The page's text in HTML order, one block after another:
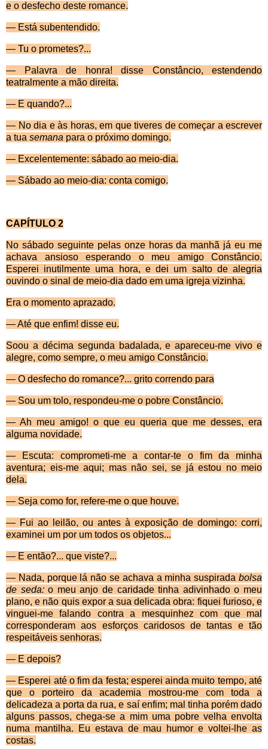
e o desfecho deste romance.
— Está subentendido.
— Tu o prometes?...
— Palavra de honra! disse Constâncio, estendendo
teatralmente a mão direita.
— E quando?...
— No dia e às horas, em que tiveres de começar a escrever
a tua semana para o próximo domingo.
— Excelentemente: sábado ao meio-dia.
— Sábado ao meio-dia: conta comigo.
CAPÍTULO 2
No sábado seguinte pelas onze horas da manhã já eu me
achava ansioso esperando o meu amigo Cons­tâncio.
Esperei inutilmente uma hora, e dei um salto de alegria
ouvindo o sinal de meio-dia dado em uma igreja vizinha.
Era o momento aprazado.
— Até que enfim! disse eu.
Soou a décima segunda badalada, e apareceu-me vivo e
alegre, como sempre, o meu amigo Constâncio.
— O desfecho do romance?... grito correndo para
— Sou um tolo, respondeu-me o pobre Constâncio.
— Ah meu amigo! o que eu queria que me desses, era
alguma novidade.
— Escuta: comprometi-me a contar-te o fim da minha
aventura; eis-me aqui; mas não sei, se já estou no meio
dela.
— Seja como for, refere-me o que houve.
— Fui ao leilão, ou antes à exposição de domingo: corri,
examinei um por um todos os objetos...
— E então?... que viste?...
— Nada, porque lá não se achava a minha suspi­rada bolsa
de seda:o meu anjo de caridade tinha adivi­nhado o meu
plano, e não quis expor a sua delicada obra: fiquei furioso, e
vinguei-me falando contra a mes­quinhez com que mal
corresponderam aos esforços caridosos de tantas e tão
respeitáveis senhoras.
— E depois?
— Esperei até o fim da festa; esperei ainda muito tempo, até
que o porteiro da academia mostrou-me com toda a
delicadeza a porta da rua, e saí enfim; mal tinha porém dado
alguns passos, chega-se a mim uma pobre velha envolta
numa mantilha. Eu estava de mau humor e voltei-lhe as
costas.